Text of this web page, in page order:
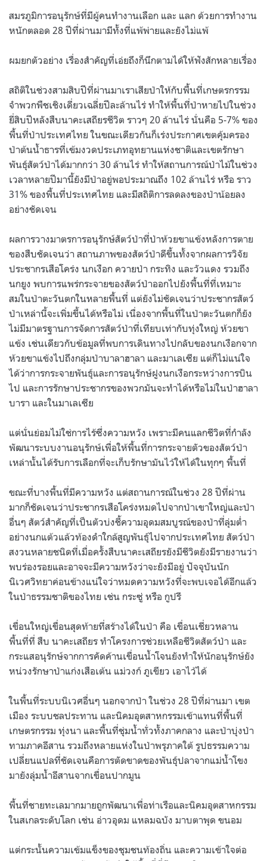
สมรภูมิการอนุรักษ์ที่มีผู้คนทำงานเลือก และ แลก ด้วยการทำงาน
หนักตลอด 28 ปีที่ผ่านมามีทั้งที่แพ้พ่ายและยังไม่แพ้
ผมยกตัวอย่าง เรื่องสำคัญที่เอ่ยถึงก็นึกตามได้ให้ฟังสักหลายเรื่อง
สถิติในช่วงสามสิบปีที่ผ่านมาเราเสียป่าให้กับพื้นที่เกษตรกรรม
จำพวกพืชเชิงเดี่ยวเฉลี่ยปีละล้านไร่ ทำให้พื้นที่ป่าหายไปในช่วง
ยี่สิบปีหลังสืบนาคะเสถียรชีวิต ราวๆ 20 ล้านไร่ นั่นคือ 5-7% ของ
พื้นที่ป่าประเทศไทย ในขณะเดียวกันก็เร่งประกาศเขตคุ้มครอง
ป่าต้นน้ำธารที่เข้มงวดประเภทอุทยานแห่งชาติและเขตรักษา
พันธุ์สัตว์ป่าได้มากกว่า 30 ล้านไร่ ทำให้สถานการณ์ป่าไม้ในช่วง
เวลาหลายปีมานี้ยังมีป่าอยู่พอประมาณถึง 102 ล้านไร่ หรือ ราว
31% ของพื้นที่ประเทศไทย และมีสถิติการลดลงของป่าน้อยลง
อย่างชัดเจน
ผลการวางมาตรการอนุรักษ์สัตว์ป่าที่ป่าห้วยขาแข้งหลังการตาย
ของสืบชัดเจนว่า สถานภาพของสัตว์ป่าดีขึ้นทั้งจากผลการวิจัย
ประชากรเสือโคร่ง นกเงือก ควายป่า กระทิง และวัวแดง รวมถึง
นกยูง พบการแพร่กระจายของสัตว์ป่าออกไปยังพื้นที่ที่เหมาะ
สมในป่าตะวันตกในหลายพื้นที่ แต่ยังไม่ชัดเจนว่าประชากรสัตว์
ป่าเหล่านี้จะเพิ่มขึ้นได้หรือไม่ เนื่องจากพื้นที่ในป่าตะวันตกก็ยัง
ไม่มีมาตรฐานการจัดการสัตว์ป่าที่เทียบเท่ากับทุ่งใหญ่ ห้วยขา
แข้ง เช่นเดียวกับข้อมูลที่พบการเดินทางไปกลับของนกเงือกจาก
ห้วยขาแข้งไปถึงกลุ่มป่าบาลาฮาลา และมาเลเซีย แต่ก็ไม่แน่ใจ
ได้ว่าการกระจายพันธุ์และการอนุรักษ์ฝูงนกเงือกระหว่างการบิน
ไป และการรักษาประชากรของพวกมันจะทำได้หรือไม่ในป่าฮาลา
บารา และในมาเลเซีย
แต่นั่นย่อมไม่ใช่การไร้ซึ่งความหวัง เพราะมีคนแลกชีวิตที่กำลัง
พัฒนาระบบงานอนุรักษ์เพื่อให้พื้นที่การกระจายตัวของสัตว์ป่า
เหล่านั้นได้รับการเลือกที่จะเก็บรักษามันไว้ให้ได้ในทุกๆ พื้นที่
ขณะที่บางพื้นที่มีความหวัง แต่สถานการณ์ในช่วง 28 ปีที่ผ่าน
มากก็ชัดเจนว่าประชากรเสือโคร่งหมดไปจากป่าเขาใหญ่และป่า
อื่นๆ สัตว์สำคัญที่เป็นตัวบ่งชี้ความอุดมสมบูรณ์ของป่าที่ลุ่มต่ำ
อย่างนกแต้วแล้วท้องดำใกล้สูญพันธุ์ไปจากประเทศไทย สัตว์ป่า
สงวนหลายชนิดที่เมื่อครั้งสืบนาคะเสถียรยังมีชีวิตยังมีรายงานว่า
พบร่องรอยและอาจจะมีความหวังว่าจะยังมีอยู่ ปัจจุบันนัก
นิเวศวิทยาค่อนข้างแน่ใจว่าหมดความหวังที่จะพบเจอได้อีกแล้ว
ในป่าธรรมชาติของไทย เช่น กระซู่ หรือ กูปรี
เขื่อนใหญ่เขื่อนสุดท้ายที่สร้างได้ในป่า คือ เขื่อนเชี่ยวหลาน
พื้นที่ที่ สืบ นาคะเสถียร ทำโครงการช่วยเหลือชีวิตสัตว์ป่า และ
กระแสอนุรักษ์จากการคัดค้านเขื่อนน้ำโจนยังทำให้นักอนุรักษ์ยัง
หน่วงรักษาป่าแก่งเสือเต้น แม่วงก์ ภูเขียว เอาไว้ได้
ในพื้นที่ระบบนิเวศอื่นๆ นอกจากป่า ในช่วง 28 ปีที่ผ่านมา เขต
เมือง ระบบชลประทาน และนิคมอุตสาหกรรมเข้าแทนที่พื้นที่
เกษตรกรรม ทุ่งนา และพื้นที่ชุ่มน้ำทั่วทั้งภาคกลาง และป่าบุ่งป่า
ทามภาคอีสาน รวมถึงหลายแห่งในป่าพรุภาคใต้ รูปธรรมความ
เปลี่ยนแปลที่ชัดเจนคือการตัดขาดของพันธุ์ปลาจากแม่น้ำโขง
มายังลุ่มน้ำอีสานจากเขื่อนปากมูน
พื้นที่ชายทะเลมากมายถูกพัฒนาเพื่อท่าเรือและนิคมอุตสาหกรรม
ในสเกลระดับโลก เช่น อ่าวอุดม แหลมฉบัง มาบตาพุด ขนอม
แต่กระนั้นความเข้มแข็งของชุมชนท้องถิ่น และความเข้าใจต่อ